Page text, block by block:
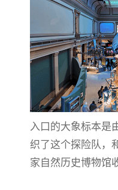
入口的大象标本是
织了这个探险队，
家自然历史博物馆